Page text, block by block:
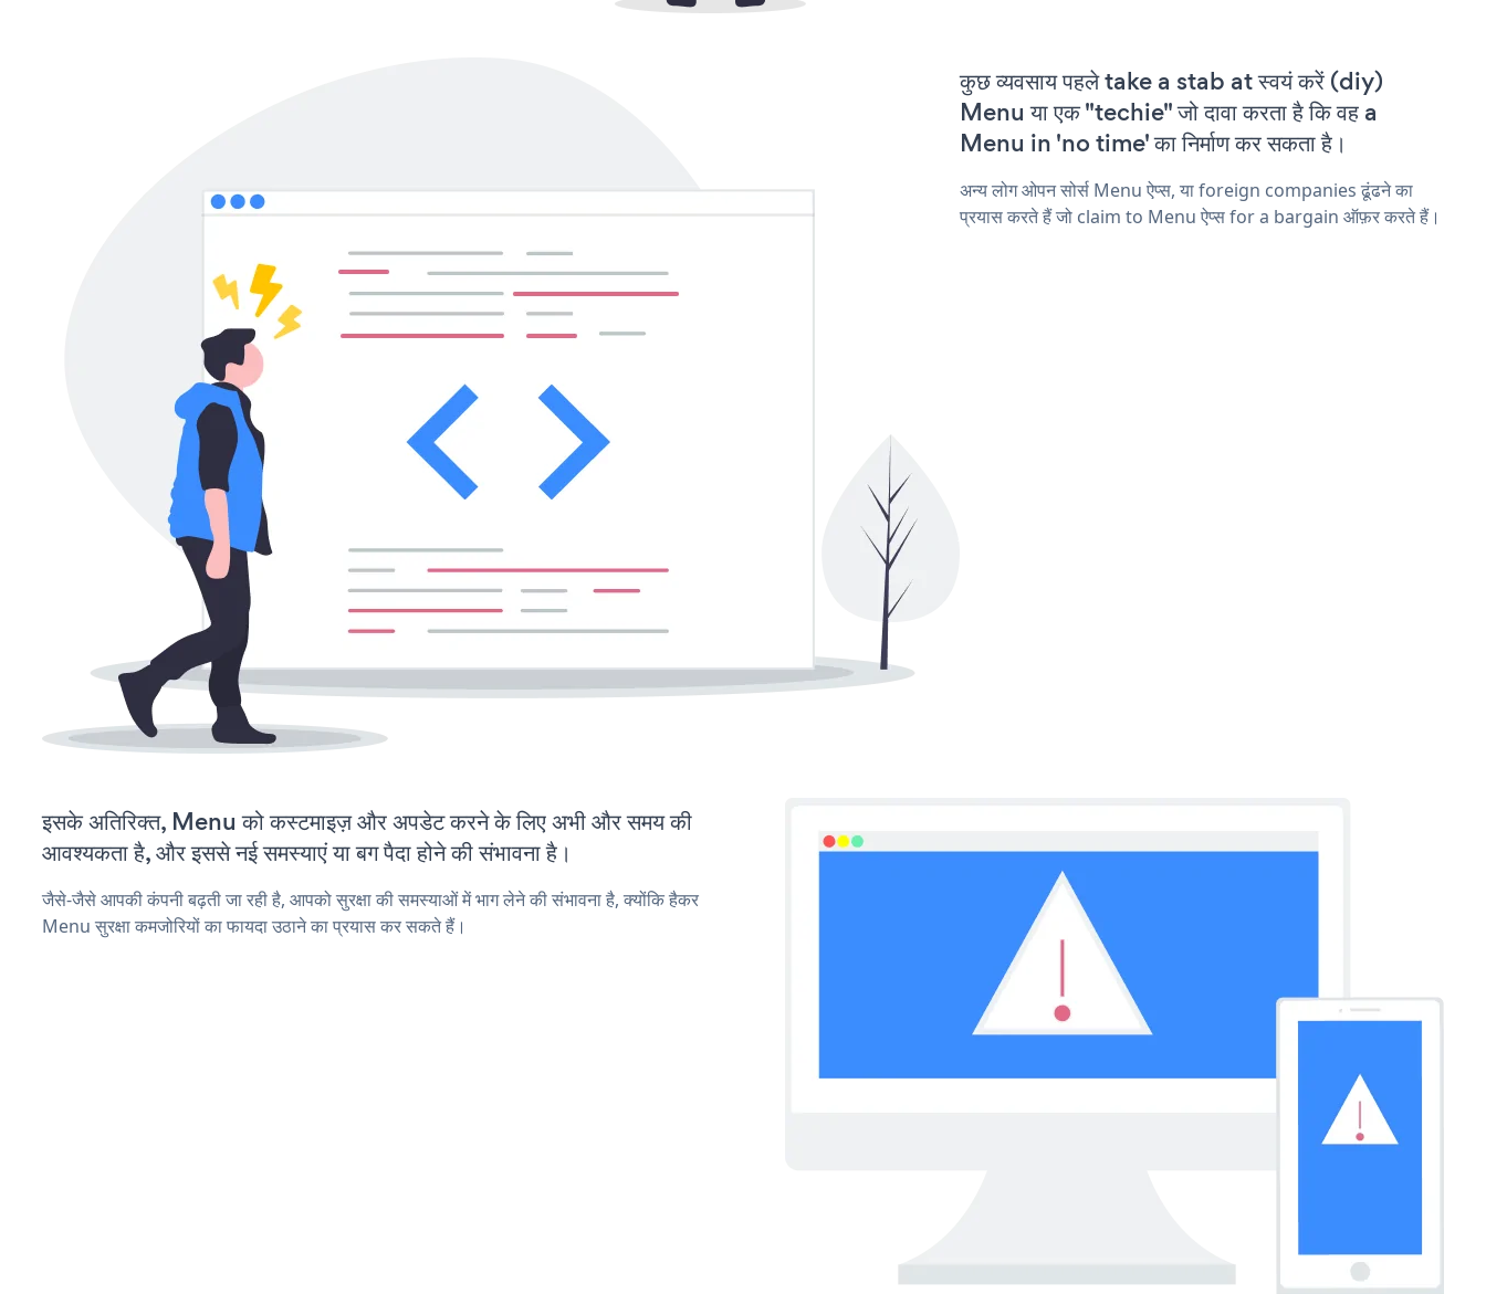
कुछ व्यवसाय पहले take a stab at स्वयं करें (diy)
Menu या एक "techie" जो दावा करता है कि वह a
Menu in 'no time' का निर्माण कर सकता है।
अन्य लोग ओपन सोर्स Menu ऐप्स, या foreign companies ढूंढने का
प्रयास करते हैं जो claim to Menu ऐप्स for a bargain ऑफ़र करते हैं।
इसके अतिरिक्त, Menu को कस्टमाइज़ और अपडेट करने के लिए अभी और समय की
आवश्यकता है, और इससे नई समस्याएं या बग पैदा होने की संभावना है।
जैसे-जैसे आपकी कंपनी बढ़ती जा रही है, आपको सुरक्षा की समस्याओं में भाग लेने की संभावना है, क्योंकि हैकर
Menu सुरक्षा कमजोरियों का फायदा उठाने का प्रयास कर सकते हैं।